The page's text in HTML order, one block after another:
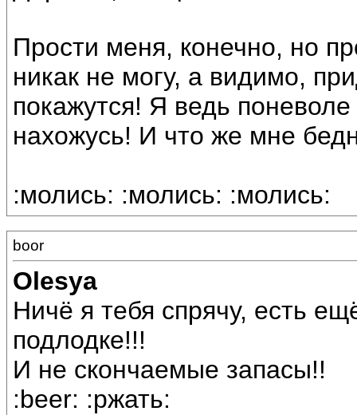
Прости меня, конечно, но
никак не могу, а видимо,
покажутся! Я ведь
нахожусь! И что же мне
:молись: :молись: :молись:
boor
Olesya
Ничё я тебя спрячу, есть
подлодке!!!
И не скончаемые запасы!!
:beer: :ржать: